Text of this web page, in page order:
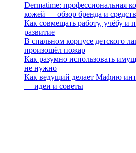
Dermatime: профессиональная
кожей — обзор бренда и средств
Как совмещать работу, учёбу и
развитие
В спальном корпусе детского
произошёл пожар
Как разумно использовать
не нужно
Как ведущий делает Мафию
— идеи и советы